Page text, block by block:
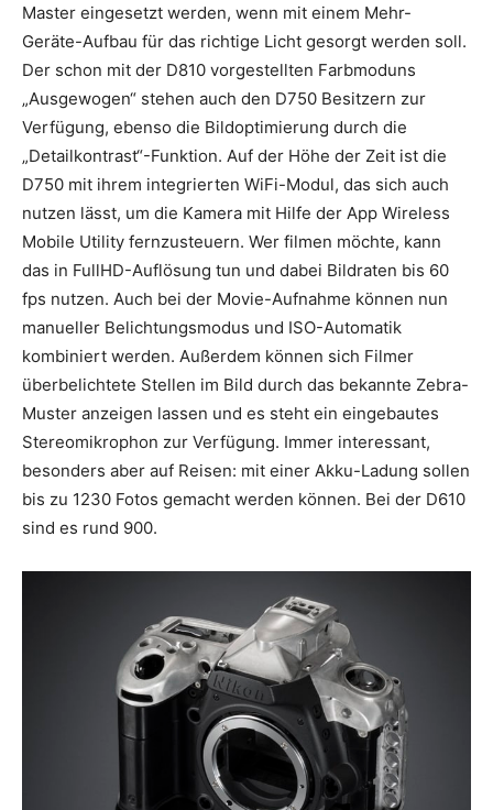
Master eingesetzt werden, wenn mit einem Mehr-
Geräte-Aufbau für das richtige Licht gesorgt werden soll.
Der schon mit der D810 vorgestellten Farbmoduns
„Ausgewogen“ stehen auch den D750 Besitzern zur
Verfügung, ebenso die Bildoptimierung durch die
„Detailkontrast“-Funktion. Auf der Höhe der Zeit ist die
D750 mit ihrem integrierten WiFi-Modul, das sich auch
nutzen lässt, um die Kamera mit Hilfe der App Wireless
Mobile Utility fernzusteuern. Wer filmen möchte, kann
das in FullHD-Auflösung tun und dabei Bildraten bis 60
fps nutzen. Auch bei der Movie-Aufnahme können nun
manueller Belichtungsmodus und ISO-Automatik
kombiniert werden. Außerdem können sich Filmer
überbelichtete Stellen im Bild durch das bekannte Zebra-
Muster anzeigen lassen und es steht ein eingebautes
Stereomikrophon zur Verfügung. Immer interessant,
besonders aber auf Reisen: mit einer Akku-Ladung sollen
bis zu 1230 Fotos gemacht werden können. Bei der D610
sind es rund 900.